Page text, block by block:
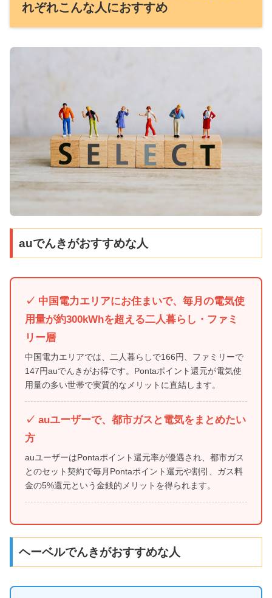
れぞれこんな人におすすめ
auでんきがおすすめな人
✓ 中国電力エリアにお住まいで、毎月の電気使
用量が約300kWhを超える二人暮らし・ファミ
リー層
中国電力エリアでは、二人暮らしで166円、ファミリーで
147円auでんきがお得です。Pontaポイント還元が電気使
用量の多い世帯で実質的なメリットに直結します。
✓ auユーザーで、都市ガスと電気をまとめたい
方
auユーザーはPontaポイント還元率が優遇され、都市ガス
とのセット契約で毎月Pontaポイント還元や割引、ガス料
金の5%還元という金銭的メリットを得られます。
ヘーベルでんきがおすすめな人